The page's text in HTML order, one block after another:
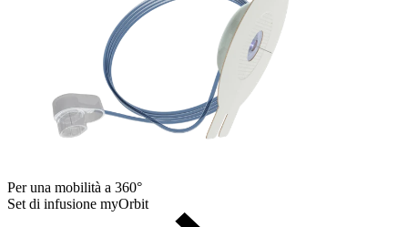
Per una mobilità a 360°
Set di infusione myOrbit